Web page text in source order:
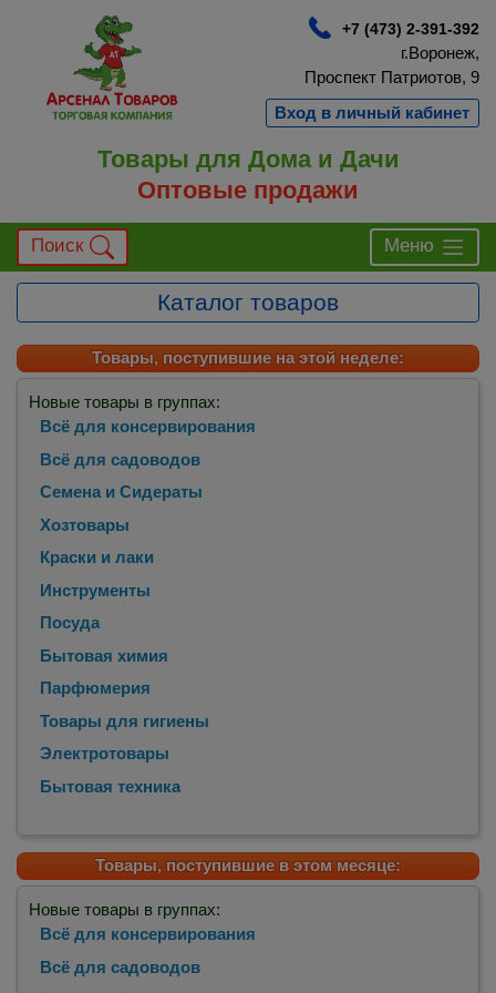
+7 (473) 2-391-392
г.Воронеж,
Проспект Патриотов, 9
Вход в личный кабинет
Товары для Дома и Дачи
Оптовые продажи
Поиск Меню
Каталог товаров
Товары, поступившие на этой неделе:
Новые товары в группах:
Всё для консервирования
Всё для садоводов
Семена и Сидераты
Хозтовары
Краски и лаки
Инструменты
Посуда
Бытовая химия
Парфюмерия
Товары для гигиены
Электротовары
Бытовая техника
Товары, поступившие в этом месяце:
Новые товары в группах:
Всё для консервирования
Всё для садоводов